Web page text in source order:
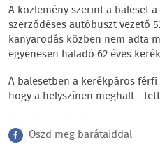
A közlemény szerint a baleset
szerződéses autóbuszt vezető
kanyarodás közben nem adta
egyenesen haladó 62 éves
A balesetben a kerékpáros
hogy a helyszínen meghalt -
Oszd meg barátaiddal